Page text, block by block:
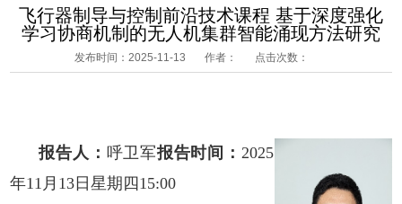
飞行器制导与控制前沿技术课程 基于深度强化
学习协商机制的无人机集群智能涌现方法研究
发布时间：2025-11-13 作者： 点击次数：
报告人： 呼卫军报告时间： 2025
年11月13日星期四15:00